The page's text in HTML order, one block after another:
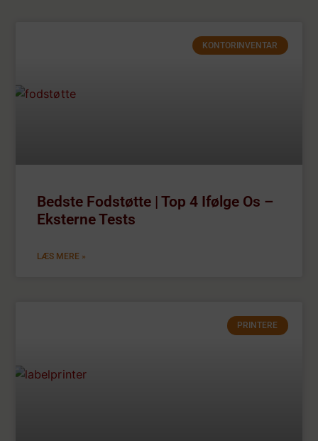
KONTORINVENTAR
Bedste Fodstøtte | Top 4 Ifølge Os –
Eksterne Tests
LÆS MERE »
PRINTERE